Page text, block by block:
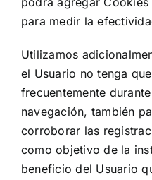
para medir la
Utilizamos
el Usuario no tenga
frecuentemente
navegación, también
corroborar las
como objetivo de la
beneficio del Usuario